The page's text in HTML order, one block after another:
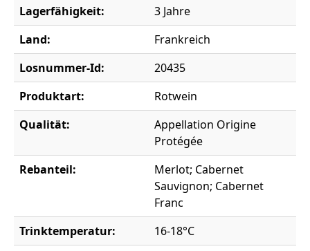
Lagerfähigkeit:
3 Jahre
Land:
Frankreich
Losnummer-Id:
20435
Produktart:
Rotwein
Qualität:
Appellation Origine
Protégée
Rebanteil:
Merlot; Cabernet
Sauvignon; Cabernet
Franc
Trinktemperatur:
16-18°C